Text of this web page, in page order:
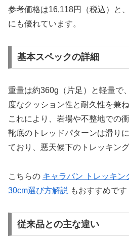
参考価格は16,118円（税込）と
にも優れています。
基本スペックの詳細
重量は約360g（片足）と軽量で
度なクッション性と耐久性を兼
これにより、岩場や不整地での
靴底のトレッドパターンは滑り
ており、悪天候下のトレッキン
こちらの キャラバン トレッキ
30cm選び方解説 もおすすめです
従来品との主な違い